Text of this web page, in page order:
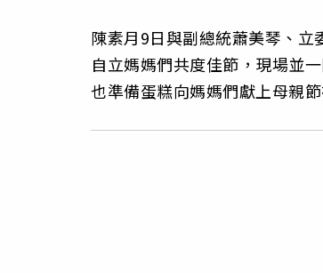
陳素月9日與副總統蕭美琴、
自立媽媽們共度佳節，現場並
也準備蛋糕向媽媽們獻上母親節